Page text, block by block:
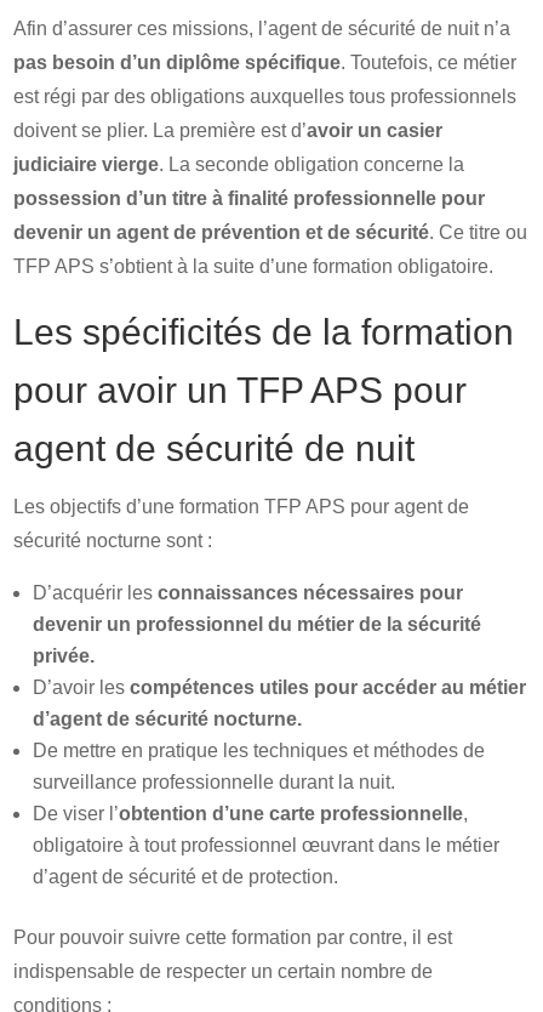
Afin d’assurer ces missions, l’agent de sécurité de nuit n’a
pas besoin d’un diplôme spécifique. Toutefois, ce métier
est régi par des obligations auxquelles tous professionnels
doivent se plier. La première est d’avoir un casier
judiciaire vierge. La seconde obligation concerne la
possession d’un titre à finalité professionnelle pour
devenir un agent de prévention et de sécurité. Ce titre ou
TFP APS s’obtient à la suite d’une formation obligatoire.
Les spécificités de la formation
pour avoir un TFP APS pour
agent de sécurité de nuit
Les objectifs d’une formation TFP APS pour agent de
sécurité nocturne sont :
D’acquérir lesconnaissances nécessaires pour
devenir un professionnel du métier de la sécurité
privée.
D’avoir lescompétences utiles pour accéder au métier
d’agent de sécurité nocturne.
De mettre en pratique les techniques et méthodes de
surveillance professionnelle durant la nuit.
De viser l’obtention d’une carte professionnelle,
obligatoire à tout professionnel œuvrant dans le métier
d’agent de sécurité et de protection.
Pour pouvoir suivre cette formation par contre, il est
indispensable de respecter un certain nombre de
conditions :